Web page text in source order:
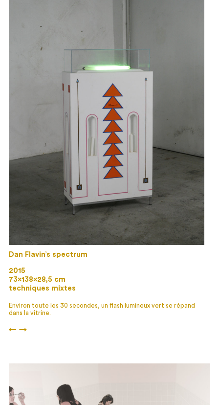
Dan Flavin’s spectrum
2015
73×138×28,5 cm
techniques mixtes
Environ toute les 30 secondes, un flash lumineux vert se répand
dans la vitrine.
← →